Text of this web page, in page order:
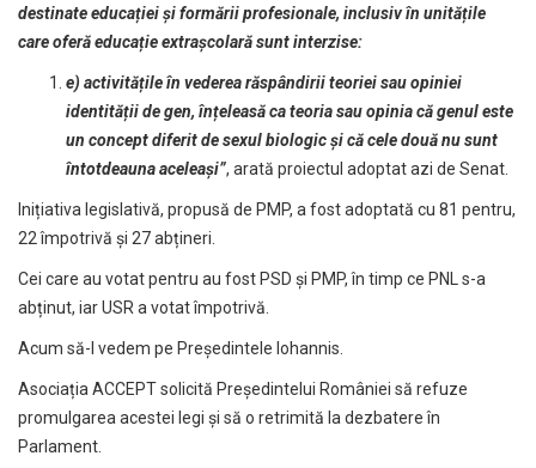
destinate educației și formării profesionale, inclusiv în unitățile
care oferă educație extrașcolară sunt interzise:
e) activitățile în vederea răspândirii teoriei sau opiniei
identității de gen, înțeleasă ca teoria sau opinia că genul este
un concept diferit de sexul biologic și că cele două nu sunt
întotdeauna aceleași”, arată proiectul adoptat azi de Senat.
Inițiativa legislativă, propusă de PMP, a fost adoptată cu 81 pentru,
22 împotrivă și 27 abțineri.
Cei care au votat pentru au fost PSD și PMP, în timp ce PNL s-a
abținut, iar USR a votat împotrivă.
Acum să-l vedem pe Președintele Iohannis.
Asociația ACCEPT solicită Președintelui României să refuze
promulgarea acestei legi și să o retrimită la dezbatere în
Parlament.